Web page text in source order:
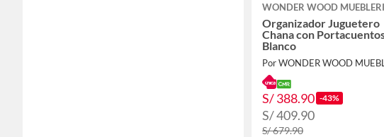
WONDER WOOD
Organizador Juguetero
Chana con
Blanco
S/ 388.90 -43%
S/ 409.90
S/ 679.90